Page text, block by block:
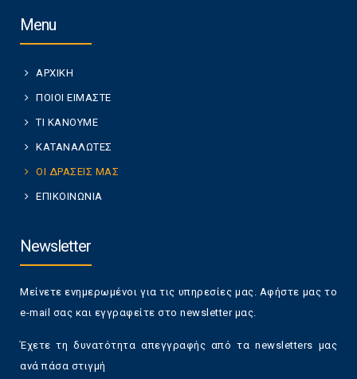
Menu
ΑΡΧΙΚΗ
ΠΟΙΟΙ ΕΙΜΑΣΤΕ
ΤΙ ΚΑΝΟΥΜΕ
ΚΑΤΑΝΑΛΩΤΕΣ
ΟΙ ΔΡΑΣΕΙΣ ΜΑΣ
ΕΠΙΚΟΙΝΩΝΙΑ
Newsletter
Μείνετε ενημερωμένοι για τις υπηρεσίες μας. Αφήστε μας το
e-mail σας και εγγραφείτε στο newsletter μας.
Έχετε τη δυνατότητα απεγγραφής από τα newsletters μας
ανά πάσα στιγμή